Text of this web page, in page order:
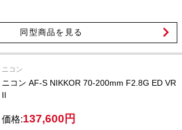
同型商品を見る
ニコン
ニコン AF-S NIKKOR 70-200mm F2.8G ED VR
II
価格:137,600円